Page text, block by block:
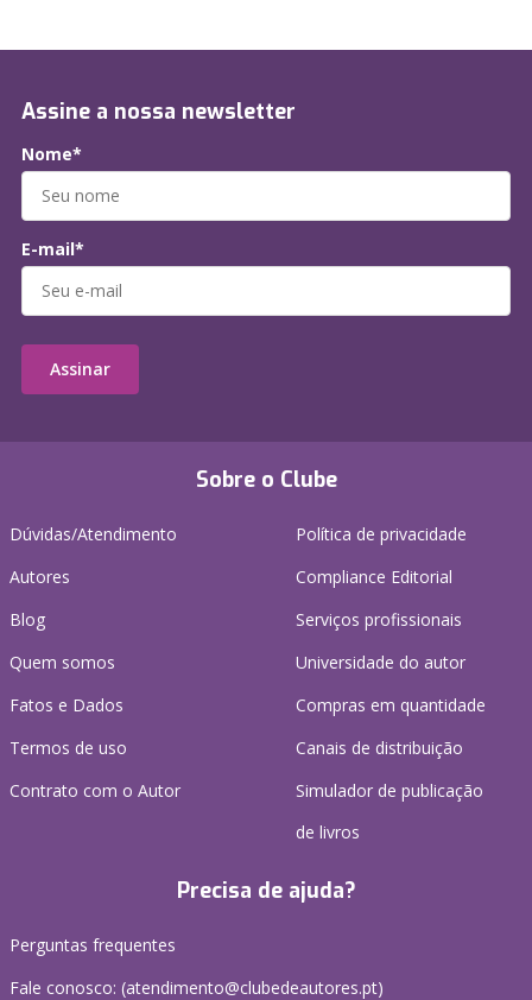
Sobre o Clube
Dúvidas/Atendimento
Autores
Blog
Quem somos
Fatos e Dados
Termos de uso
Contrato com o Autor
Política de privacidade
Compliance Editorial
Serviços profissionais
Universidade do autor
Compras em quantidade
Canais de distribuição
Simulador de publicação
de livros
Precisa de ajuda?
Perguntas frequentes
Fale conosco: (atendimento@clubedeautores.pt)
Assine a nossa newsletter
Nome*
E-mail*
Assinar